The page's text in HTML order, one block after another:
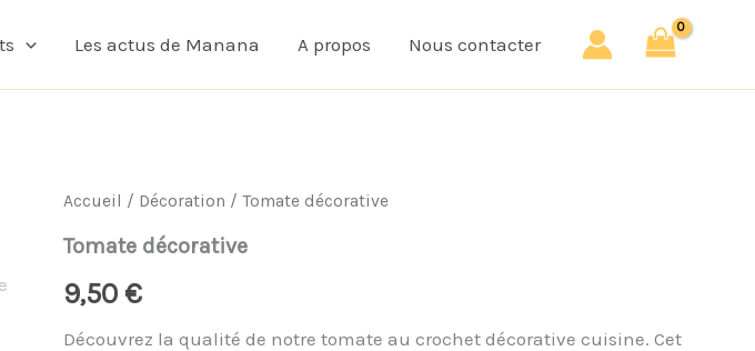
Les actus de Manana A propos Nous contacter
Accueil / Décoration / Tomate décorative
Tomate décorative
9,50 €
Découvrez la qualité de notre tomate au crochet décorative cuisine. Cet
quantité
Tomate